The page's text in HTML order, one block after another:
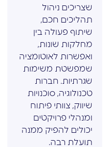
שצריכים ניהול
תהליכים חכם,
שיתוף פעולה בין
מחלקות שונות,
ואפשרות לאוטומציה
שמפשטת משימות
שגרתיות. חברות
טכנולוגיה, סוכנויות
שיווק, צוותי פיתוח
ומנהלי פרויקטים
יכולים להפיק ממנה
תועלת רבה.